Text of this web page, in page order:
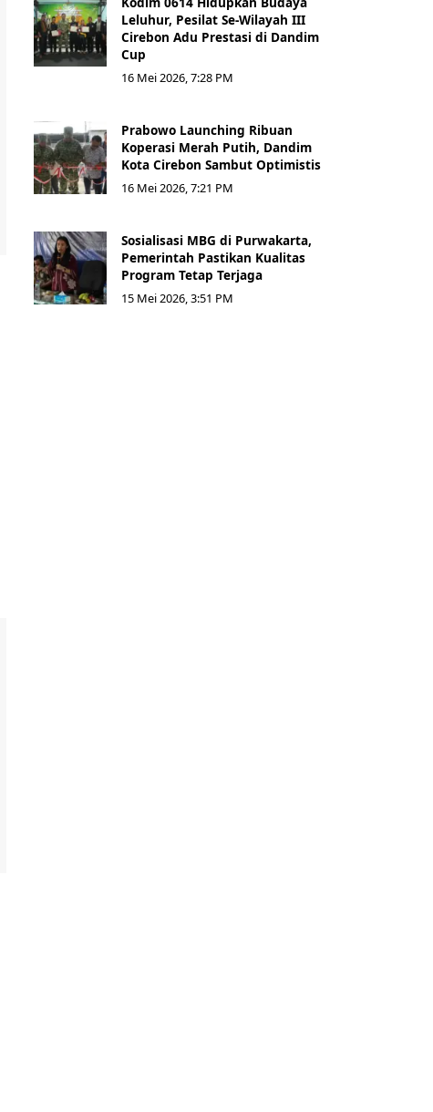
Leluhur, Pesilat Se-Wilayah III
Cirebon Adu Prestasi di Dandim
Cup
16 Mei 2026, 7:28 PM
Prabowo Launching Ribuan
Koperasi Merah Putih, Dandim
Kota Cirebon Sambut Optimistis
16 Mei 2026, 7:21 PM
Sosialisasi MBG di Purwakarta,
Pemerintah Pastikan Kualitas
Program Tetap Terjaga
15 Mei 2026, 3:51 PM